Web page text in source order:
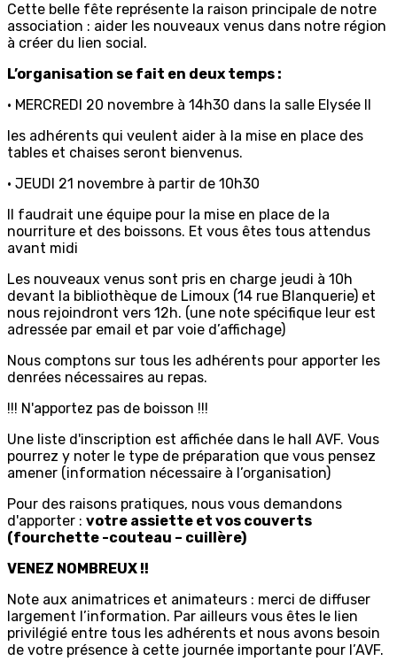
Cette belle fête représente la raison principale de notre
association : aider les nouveaux venus dans notre région
à créer du lien social.
L’organisation se fait en deux temps :
• MERCREDI 20 novembre à 14h30 dans la salle Elysée II
les adhérents qui veulent aider à la mise en place des
tables et chaises seront bienvenus.
• JEUDI 21 novembre à partir de 10h30
Il faudrait une équipe pour la mise en place de la
nourriture et des boissons. Et vous êtes tous attendus
avant midi
Les nouveaux venus sont pris en charge jeudi à 10h
devant la bibliothèque de Limoux (14 rue Blanquerie) et
nous rejoindront vers 12h. (une note spécifique leur est
adressée par email et par voie d’affichage)
Nous comptons sur tous les adhérents pour apporter les
denrées nécessaires au repas.
!!! N'apportez pas de boisson !!!
Une liste d'inscription est affichée dans le hall AVF. Vous
pourrez y noter le type de préparation que vous pensez
amener (information nécessaire à l’organisation)
Pour des raisons pratiques, nous vous demandons
d'apporter : votre assiette et vos couverts
(fourchette -couteau – cuillère)
VENEZ NOMBREUX !!
Note aux animatrices et animateurs : merci de diffuser
largement l’information. Par ailleurs vous êtes le lien
privilégié entre tous les adhérents et nous avons besoin
de votre présence à cette journée importante pour l’AVF.